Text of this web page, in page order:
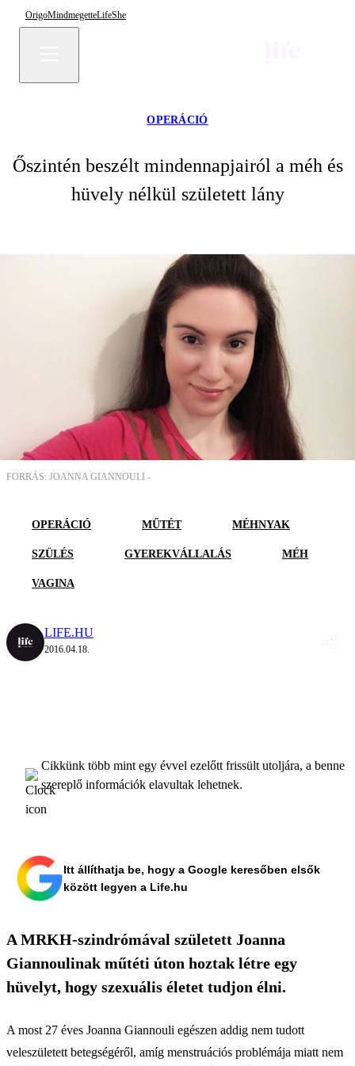
OrigoMindmegetteLifeShe
OPERÁCIÓ
Őszintén beszélt mindennapjairól a méh és
hüvely nélkül született lány
FORRÁS: JOANNA GIANNOULI -
OPERÁCIÓ MŰTÉT MÉHNYAK
SZÜLÉS GYEREKVÁLLALÁS MÉH
VAGINA
LIFE.HU
2016.04.18.
Cikkünk több mint egy évvel ezelőtt frissült utoljára, a benne
szereplő információk elavultak lehetnek.
Itt állíthatja be, hogy a Google keresőben elsők
között legyen a Life.hu
A MRKH-szindrómával született Joanna
Giannoulinak műtéti úton hoztak létre egy
hüvelyt, hogy szexuális életet tudjon élni.
A most 27 éves Joanna Giannouli egészen addig nem tudott
veleszületett betegségéről, amíg menstruációs problémája miatt nem